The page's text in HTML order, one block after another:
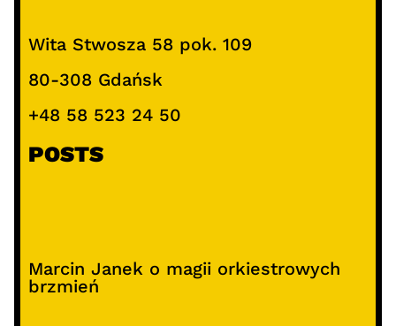
Wita Stwosza 58 pok. 109
80-308 Gdańsk
+48 58 523 24 50
POSTS
Marcin Janek o magii orkiestrowych
brzmień